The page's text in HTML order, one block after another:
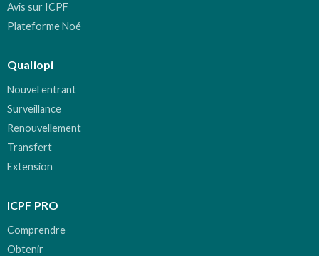
Avis sur ICPF
Plateforme Noé
Qualiopi
Nouvel entrant
Surveillance
Renouvellement
Transfert
Extension
ICPF PRO
Comprendre
Obtenir